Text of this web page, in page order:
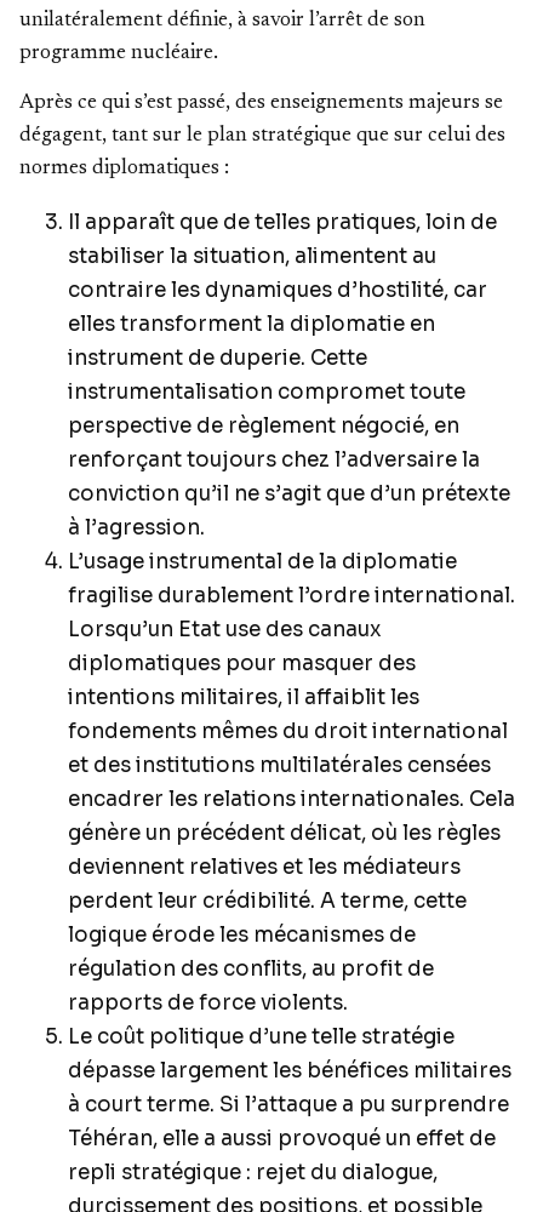
unilatéralement définie, à savoir l’arrêt de son
programme nucléaire.
Après ce qui s’est passé, des enseignements majeurs se
dégagent, tant sur le plan stratégique que sur celui des
normes diplomatiques :
Il apparaît que de telles pratiques, loin de
stabiliser la situation, alimentent au
contraire les dynamiques d’hostilité, car
elles transforment la diplomatie en
instrument de duperie. Cette
instrumentalisation compromet toute
perspective de règlement négocié, en
renforçant toujours chez l’adversaire la
conviction qu’il ne s’agit que d’un prétexte
à l’agression.
L’usage instrumental de la diplomatie
fragilise durablement l’ordre international.
Lorsqu’un Etat use des canaux
diplomatiques pour masquer des
intentions militaires, il affaiblit les
fondements mêmes du droit international
et des institutions multilatérales censées
encadrer les relations internationales. Cela
génère un précédent délicat, où les règles
deviennent relatives et les médiateurs
perdent leur crédibilité. A terme, cette
logique érode les mécanismes de
régulation des conflits, au profit de
rapports de force violents.
Le coût politique d’une telle stratégie
dépasse largement les bénéfices militaires
à court terme. Si l’attaque a pu surprendre
Téhéran, elle a aussi provoqué un effet de
repli stratégique : rejet du dialogue,
durcissement des positions, et possible